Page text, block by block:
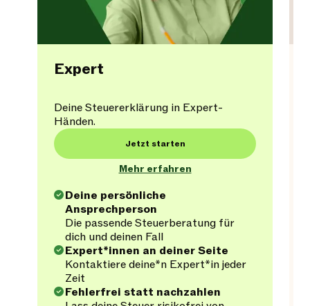
Expert
Deine Steuererklärung in Expert-
Händen.
Jetzt starten
Mehr erfahren
Deine persönliche
Ansprechperson
Die passende Steuerberatung für
dich und deinen Fall
Expert*innen an deiner Seite
Kontaktiere deine*n Expert*in jeder
Zeit
Fehlerfrei statt nachzahlen